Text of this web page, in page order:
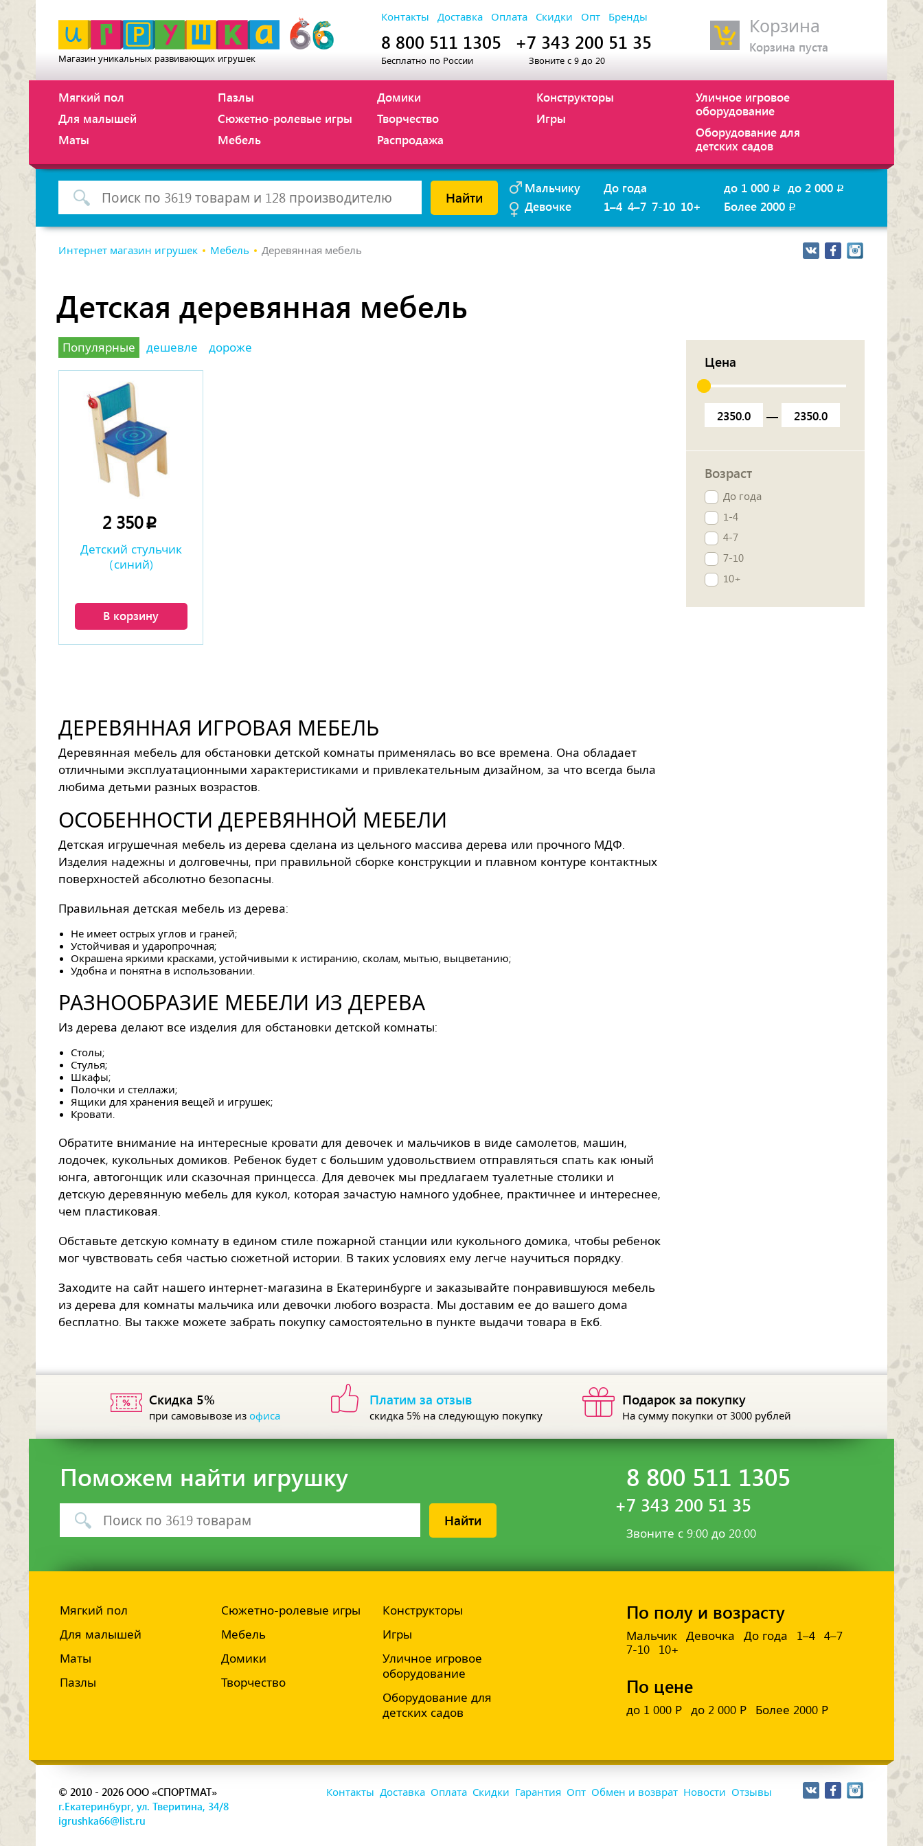
Корзина
Корзина пуста
Магазин уникальных развивающих игрушек
Контакты Доставка Оплата Скидки Опт Бренды
8 800 511 1305
Бесплатно по России
+7 343 200 51 35
Звоните с 9 до 20
Мягкий пол
Для малышей
Маты
Пазлы
Сюжетно-ролевые игры
Мебель
Домики
Творчество
Распродажа
Конструкторы
Игры
Уличное игровое
оборудование
Оборудование для
детских садов
Мальчику
Девочке
До года
1–4 4–7 7-10 10+
до 1 000 p до 2 000 p
Более 2000 p
Найти
Интернет магазин игрушек Мебель Деревянная мебель
Детская деревянная мебель
Цена
—
Возраст
До года
1-4
4-7
7-10
10+
Популярные дешевле дороже
2 350p
Детский стульчик
(синий)
В корзину
ДЕРЕВЯННАЯ ИГРОВАЯ МЕБЕЛЬ
Деревянная мебель для обстановки детской комнаты применялась во все времена. Она обладает
отличными эксплуатационными характеристиками и привлекательным дизайном, за что всегда была
любима детьми разных возрастов.
ОСОБЕННОСТИ ДЕРЕВЯННОЙ МЕБЕЛИ
Детская игрушечная мебель из дерева сделана из цельного массива дерева или прочного МДФ.
Изделия надежны и долговечны, при правильной сборке конструкции и плавном контуре контактных
поверхностей абсолютно безопасны.
Правильная детская мебель из дерева:
Не имеет острых углов и граней;
Устойчивая и ударопрочная;
Окрашена яркими красками, устойчивыми к истиранию, сколам, мытью, выцветанию;
Удобна и понятна в использовании.
РАЗНООБРАЗИЕ МЕБЕЛИ ИЗ ДЕРЕВА
Из дерева делают все изделия для обстановки детской комнаты:
Столы;
Стулья;
Шкафы;
Полочки и стеллажи;
Ящики для хранения вещей и игрушек;
Кровати.
Обратите внимание на интересные кровати для девочек и мальчиков в виде самолетов, машин,
лодочек, кукольных домиков. Ребенок будет с большим удовольствием отправляться спать как юный
юнга, автогонщик или сказочная принцесса. Для девочек мы предлагаем туалетные столики и
детскую деревянную мебель для кукол, которая зачастую намного удобнее, практичнее и интереснее,
чем пластиковая.
Обставьте детскую комнату в едином стиле пожарной станции или кукольного домика, чтобы ребенок
мог чувствовать себя частью сюжетной истории. В таких условиях ему легче научиться порядку.
Заходите на сайт нашего интернет-магазина в Екатеринбурге и заказывайте понравившуюся мебель
из дерева для комнаты мальчика или девочки любого возраста. Мы доставим ее до вашего дома
бесплатно. Вы также можете забрать покупку самостоятельно в пункте выдачи товара в Екб.
Скидка 5%
при самовывозе изофиса
Платим за отзыв
скидка 5% на следующую покупку
Подарок за покупку
На сумму покупкиот 3000 рублей
8 800 511 1305
+7 343 200 51 35
Звоните с 9:00 до 20:00
Поможем найти игрушку
Найти
По полу и возрасту
Мальчик Девочка До года 1–4
4–7
7-10
10+
По цене
до 1 000 Р до 2 000 Р Более 2000 Р
Мягкий пол
Для малышей
Маты
Пазлы
Сюжетно-ролевые игры
Мебель
Домики
Творчество
Конструкторы
Игры
Уличное игровое
оборудование
Оборудование для
детских садов
© 2010 - 2026 ООО «СПОРТМАТ»
г.Екатеринбург, ул. Тверитина, 34/8
igrushka66@list.ru
Контакты Доставка Оплата Скидки Гарантия Опт Обмен и возврат Новости Отзывы